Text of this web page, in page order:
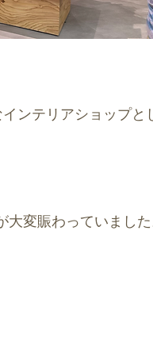
ンテリアショップと
大変賑わっていまし